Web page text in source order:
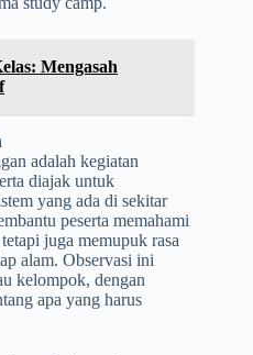
Mengasah
adalah kegiatan
diajak untuk
yang ada di sekitar
peserta memahami
juga memupuk rasa
alam. Observasi ini
kelompok, dengan
apa yang harus